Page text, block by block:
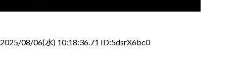
2025/08/06(水) 10:18:36.71 ID:5dsrX6bc0